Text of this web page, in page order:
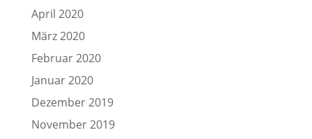
April 2020
März 2020
Februar 2020
Januar 2020
Dezember 2019
November 2019